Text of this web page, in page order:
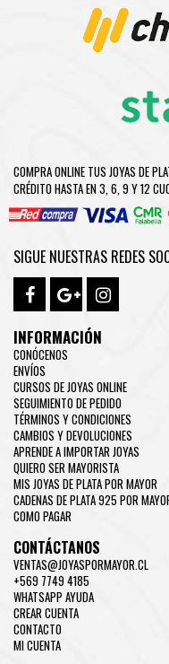
COMPRA ONLINE TUS JOYAS DE
CRÉDITO HASTA EN 3, 6, 9 Y 12
SIGUE NUESTRAS REDES
INFORMACIÓN
CONÓCENOS
ENVÍOS
CURSOS DE JOYAS ONLINE
SEGUIMIENTO DE PEDIDO
TÉRMINOS Y CONDICIONES
CAMBIOS Y DEVOLUCIONES
APRENDE A IMPORTAR JOYAS
QUIERO SER MAYORISTA
MIS JOYAS DE PLATA POR MAYOR
CADENAS DE PLATA 925 POR
COMO PAGAR
CONTÁCTANOS
VENTAS@JOYASPORMAYOR.CL
+569 7749 4185
WHATSAPP AYUDA
CREAR CUENTA
CONTACTO
MI CUENTA